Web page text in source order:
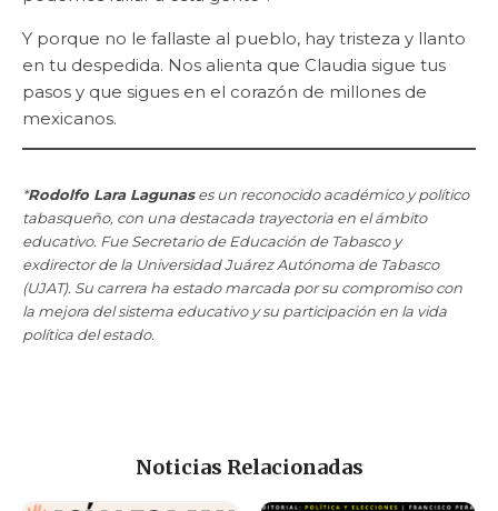
Y porque no le fallaste al pueblo, hay tristeza y llanto
en tu despedida. Nos alienta que Claudia sigue tus
pasos y que sigues en el corazón de millones de
mexicanos.
*Rodolfo Lara Lagunases un reconocido académico y político
tabasqueño, con una destacada trayectoria en el ámbito
educativo. Fue Secretario de Educación de Tabasco y
exdirector de la Universidad Juárez Autónoma de Tabasco
(UJAT). Su carrera ha estado marcada por su compromiso con
la mejora del sistema educativo y su participación en la vida
política del estado.
Noticias Relacionadas